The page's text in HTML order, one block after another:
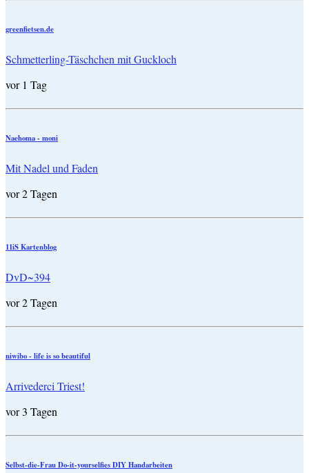
greenfietsen.de
Schmetterling-Täschchen mit Guckloch
vor 1 Tag
Naehoma - moni
Mit Nadel und Faden
vor 2 Tagen
11iS Kartenblog
DvD~394
vor 2 Tagen
niwibo - life is so beautiful
Arrivederci Triest!
vor 3 Tagen
Selbst-die-Frau Do-it-yourselfies DIY Handarbeiten